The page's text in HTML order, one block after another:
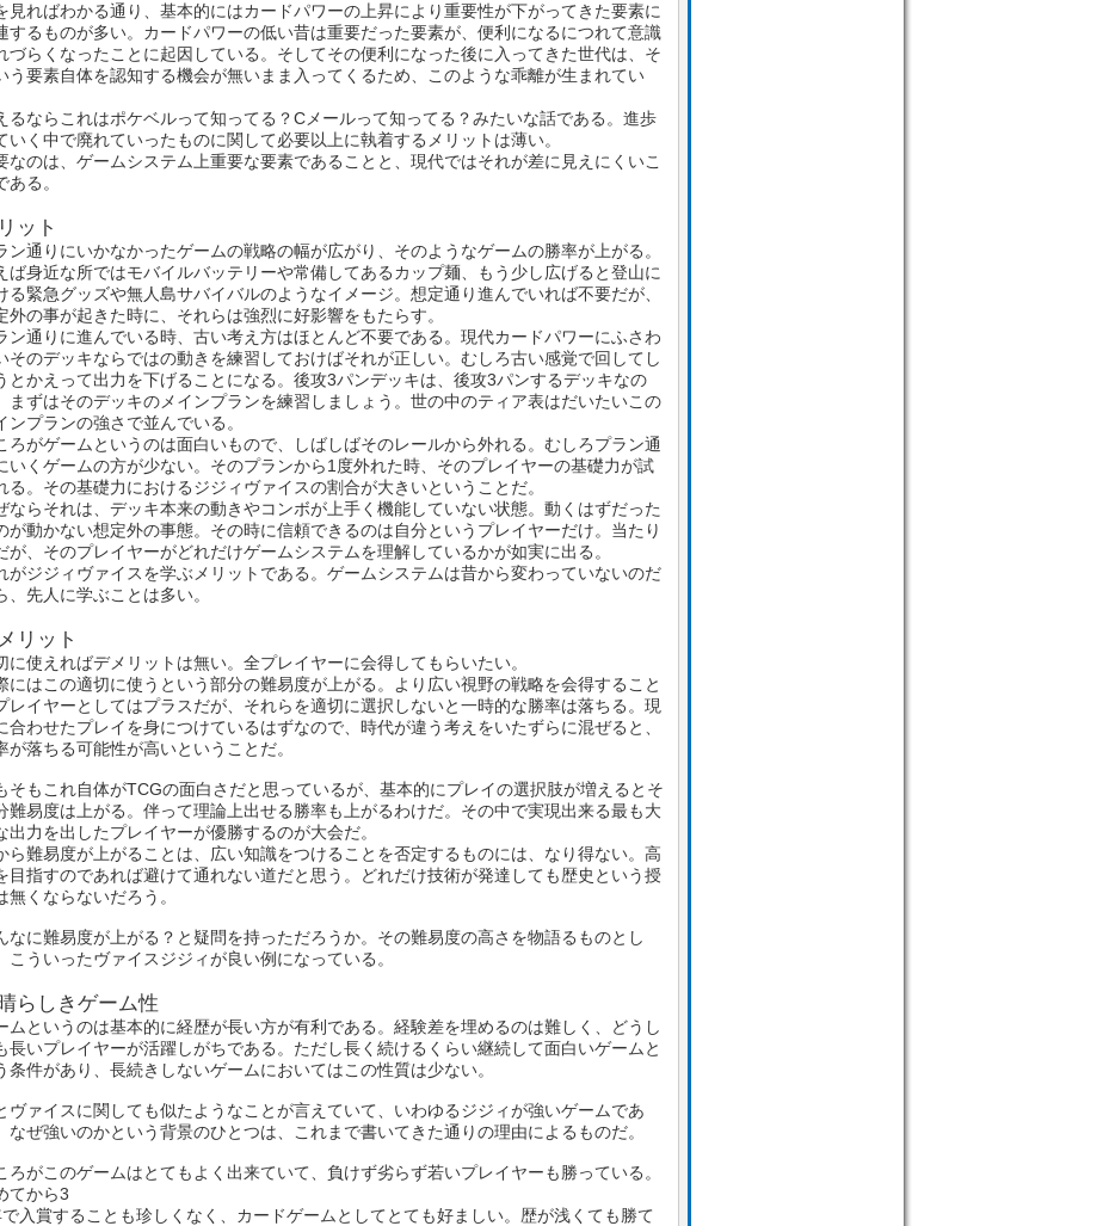
見ればわかる通り、基本的にはカードパワーの上昇により重要性が下がってきた要素に
するものが多い。カードパワーの低い昔は重要だった要素が、便利になるにつれて意識
づらくなったことに起因している。そしてその便利になった後に入ってきた世代は、そ
う要素自体を認知する機会が無いまま入ってくるため、このような乖離が生まれてい
るならこれはポケベルって知ってる？Cメールって知ってる？みたいな話である。進歩
いく中で廃れていったものに関して必要以上に執着するメリットは薄い。
なのは、ゲームシステム上重要な要素であることと、現代ではそれが差に見えにくいこ
ある。
ット
ン通りにいかなかったゲームの戦略の幅が広がり、そのようなゲームの勝率が上がる。
ば身近な所ではモバイルバッテリーや常備してあるカップ麺、もう少し広げると登山に
る緊急グッズや無人島サバイバルのようなイメージ。想定通り進んでいれば不要だが、
外の事が起きた時に、それらは強烈に好影響をもたらす。
ン通りに進んでいる時、古い考え方はほとんど不要である。現代カードパワーにふさわ
そのデッキならではの動きを練習しておけばそれが正しい。むしろ古い感覚で回してし
とかえって出力を下げることになる。後攻3パンデッキは、後攻3パンするデッキなの
まずはそのデッキのメインプランを練習しましょう。世の中のティア表はだいたいこの
ンプランの強さで並んでいる。
ろがゲームというのは面白いもので、しばしばそのレールから外れる。むしろプラン通
いくゲームの方が少ない。そのプランから1度外れた時、そのプレイヤーの基礎力が試
る。その基礎力におけるジジィヴァイスの割合が大きいということだ。
ならそれは、デッキ本来の動きやコンボが上手く機能していない状態。動くはずだった
が動かない想定外の事態。その時に信頼できるのは自分というプレイヤーだけ。当たり
が、そのプレイヤーがどれだけゲームシステムを理解しているかが如実に出る。
がジジィヴァイスを学ぶメリットである。ゲームシステムは昔から変わっていないのだ
、先人に学ぶことは多い。
リット
に使えればデメリットは無い。全プレイヤーに会得してもらいたい。
にはこの適切に使うという部分の難易度が上がる。より広い視野の戦略を会得すること
レイヤーとしてはプラスだが、それらを適切に選択しないと一時的な勝率は落ちる。現
合わせたプレイを身につけているはずなので、時代が違う考えをいたずらに混ぜると、
が落ちる可能性が高いということだ。
そもこれ自体がTCGの面白さだと思っているが、基本的にプレイの選択肢が増えるとそ
難易度は上がる。伴って理論上出せる勝率も上がるわけだ。その中で実現出来る最も大
出力を出したプレイヤーが優勝するのが大会だ。
ら難易度が上がることは、広い知識をつけることを否定するものには、なり得ない。高
目指すのであれば避けて通れない道だと思う。どれだけ技術が発達しても歴史という授
無くならないだろう。
なに難易度が上がる？と疑問を持っただろうか。その難易度の高さを物語るものとし
こういったヴァイスジジィが良い例になっている。
らしきゲーム性
ムというのは基本的に経歴が長い方が有利である。経験差を埋めるのは難しく、どうし
長いプレイヤーが活躍しがちである。ただし長く続けるくらい継続して面白いゲームと
条件があり、長続きしないゲームにおいてはこの性質は少ない。
ヴァイスに関しても似たようなことが言えていて、いわゆるジジィが強いゲームであ
なぜ強いのかという背景のひとつは、これまで書いてきた通りの理由によるものだ。
ろがこのゲームはとてもよく出来ていて、負けず劣らず若いプレイヤーも勝っている。
てから3
入賞することも珍しくなく、カードゲームとしてとても好ましい。歴が浅くても勝て